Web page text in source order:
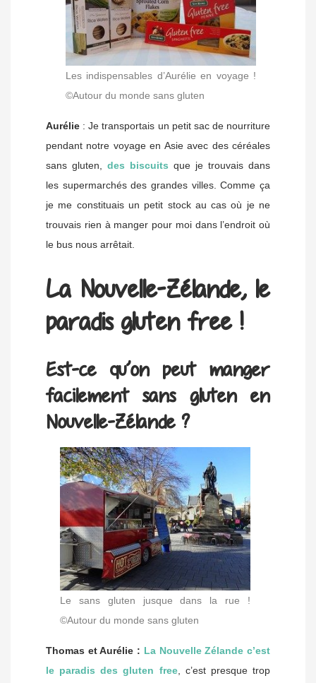
Les indispensables d’Aurélie en voyage !
©Autour du monde sans gluten
Aurélie : Je transportais un petit sac de nourriture
pendant notre voyage en Asie avec des céréales
sans gluten, des biscuits que je trouvais dans
les supermarchés des grandes villes. Comme ça
je me constituais un petit stock au cas où je ne
trouvais rien à manger pour moi dans l’endroit où
le bus nous arrêtait.
La Nouvelle-Zélande, le
paradis gluten free !
Est-ce qu’on peut manger
facilement sans gluten en
Nouvelle-Zélande ?
Le sans gluten jusque dans la rue !
©Autour du monde sans gluten
Thomas et Aurélie : La Nouvelle Zélande c’est
le paradis des gluten free, c’est presque trop